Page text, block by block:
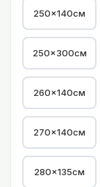
250×140см
250x300см
260×140см
270×140см
280×135см